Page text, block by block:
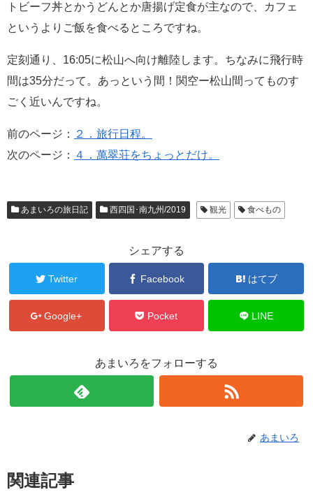
トビーフ丼とかうどんとか唐揚げ定食が主なので、カフェ
というよりご飯を食べるところですね。
定刻通り、16:05に松山へ向け離陸します。ちなみに飛行時
間は35分だって。あっという間！関空ー松山間ってものす
ごく近いんですね。
前のページ：
２．旅行日程。
次のページ： ４．萬翠荘をちょっとだけ。
あまいろの旅日記 西四国･南九州/2019 観光 食べもの
シェアする
Twitter Facebook はてブ
Google+ Pocket LINE
あまいろをフォローする
あまいろ
関連記事